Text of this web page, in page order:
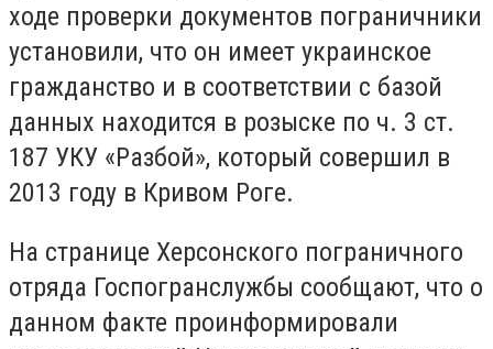
ходе проверки документов пограничники
установили, что он имеет украинское
гражданство и в соответствии с базой
данных находится в розыске по ч. 3 ст.
187 УКУ «Разбой», который совершил в
2013 году в Кривом Роге.
На странице Херсонского пограничного
отряда Госпогранслужбы сообщают, что о
данном факте проинформировали